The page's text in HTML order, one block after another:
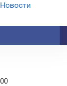
Новости